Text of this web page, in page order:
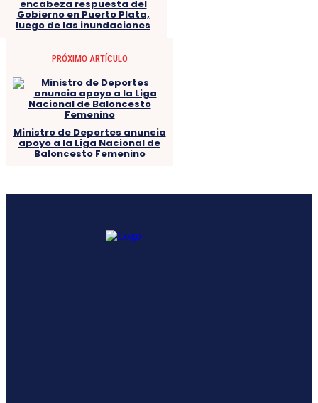
encabeza respuesta del
Gobierno en Puerto Plata,
luego de las inundaciones
PRÓXIMO ARTÍCULO
Ministro de Deportes anuncia
apoyo a la Liga Nacional de
Baloncesto Femenino